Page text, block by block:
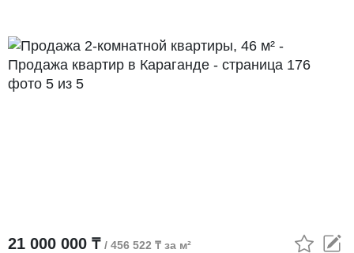
21 000 000 ₸ / 456 522 ₸ за м²